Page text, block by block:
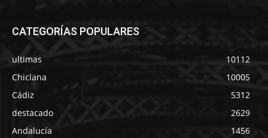
CATEGORÍAS POPULARES
ultimas
10112
Chiclana
10005
Cádiz
5312
destacado
2629
Andalucía
1456